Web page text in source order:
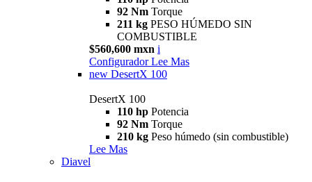
92 Nm Torque
211 kg PESO HÚMEDO SIN
COMBUSTIBLE
$560,600 mxn i
Configurador Lee Mas
new DesertX 100
DesertX 100
110 hp Potencia
92 Nm Torque
210 kg Peso húmedo (sin combustible)
Lee Mas
Diavel